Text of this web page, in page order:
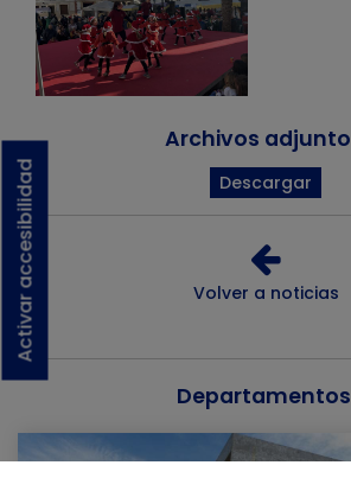
Activar accesibilidad
Archivos
Descargar
Volver a noticias